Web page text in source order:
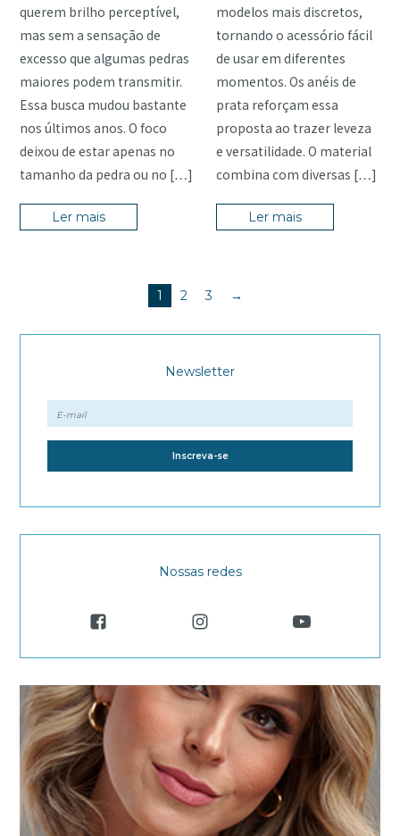
querem brilho perceptível,
mas sem a sensação de
excesso que algumas pedras
maiores podem transmitir.
Essa busca mudou bastante
nos últimos anos. O foco
deixou de estar apenas no
tamanho da pedra ou no […]
Ler mais
modelos mais discretos,
tornando o acessório fácil
de usar em diferentes
momentos. Os anéis de
prata reforçam essa
proposta ao trazer leveza
e versatilidade. O material
combina com diversas […]
Ler mais
1 2 3 →
Newsletter
Nossas redes